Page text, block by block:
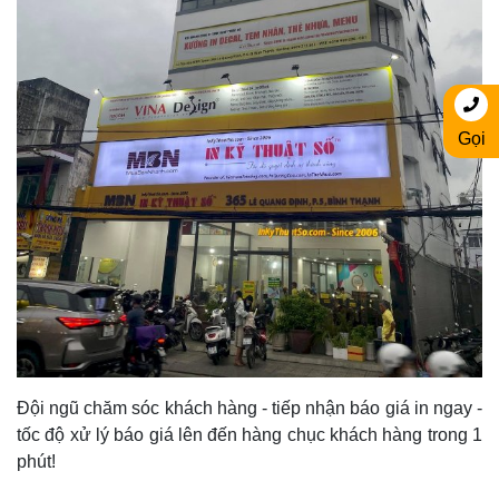
Đội ngũ chăm sóc khách hàng - tiếp nhận báo giá in ngay -
tốc độ xử lý báo giá lên đến hàng chục khách hàng trong 1
phút!
Gọi